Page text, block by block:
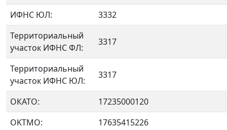
ИФНС ЮЛ:
3332
Территориальный
участок ИФНС ФЛ:
3317
Территориальный
участок ИФНС ЮЛ:
3317
ОКАТО:
17235000120
OKTMO:
17635415226